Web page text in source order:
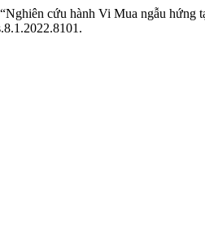
cứu hành Vi Mua ngẫu hứng